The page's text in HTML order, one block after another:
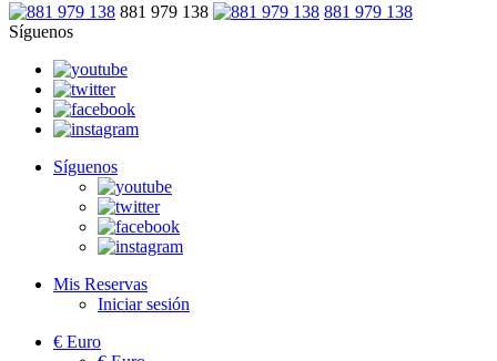
881 979 138
881 979 138
Síguenos
Síguenos
Mis Reservas
Iniciar sesión
€ Euro